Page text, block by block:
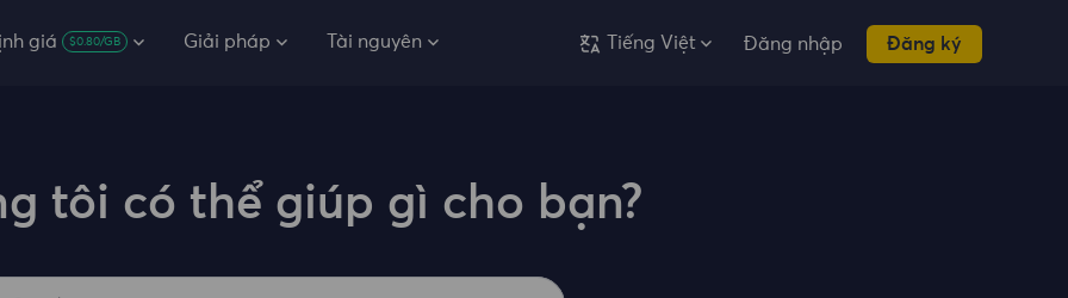
giá $0.80/GB Giải pháp Tài nguyên Tiếng Việt Đăng nhập Đăng ký
tôi có thể giúp gì cho bạn?